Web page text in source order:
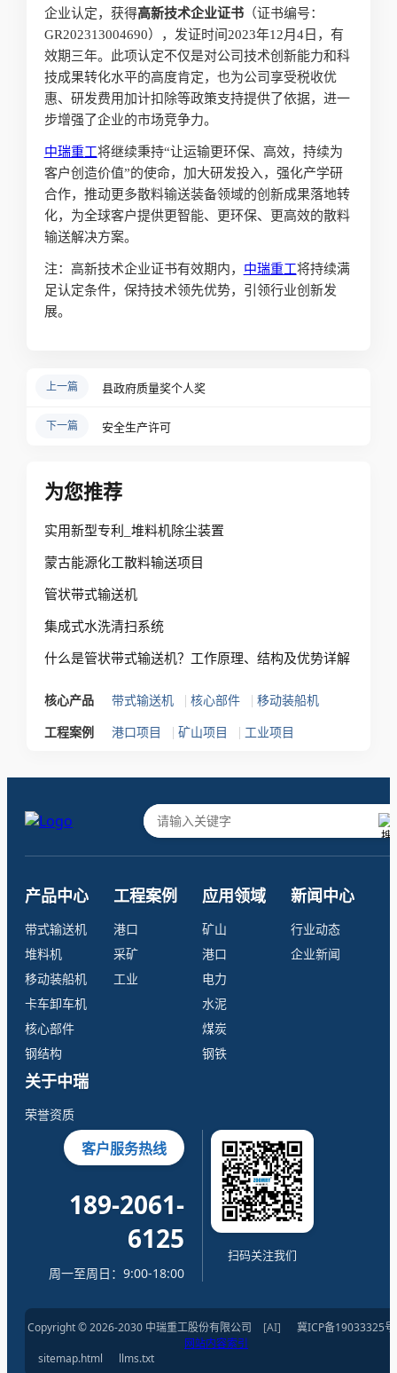
企业认定，获得高新技术企业证书（证书编号：
GR202313004690），发证时间2023年12月4日，有
效期三年。此项认定不仅是对公司技术创新能力和科
技成果转化水平的高度肯定，也为公司享受税收优
惠、研发费用加计扣除等政策支持提供了依据，进一
步增强了企业的市场竞争力。
中瑞重工将继续秉持“让运输更环保、高效，持续为
客户创造价值”的使命，加大研发投入，强化产学研
合作，推动更多散料输送装备领域的创新成果落地转
化，为全球客户提供更智能、更环保、更高效的散料
输送解决方案。
注：高新技术企业证书有效期内， 中瑞重工将持续满
足认定条件，保持技术领先优势，引领行业创新发
展。
上一篇 县政府质量奖个人奖
下一篇 安全生产许可
为您推荐
实用新型专利_堆料机除尘装置
蒙古能源化工散料输送项目
管状带式输送机
集成式水洗清扫系统
什么是管状带式输送机？工作原理、结构及优势详解
核心产品 带式输送机 | 核心部件 | 移动装船机
工程案例 港口项目 | 矿山项目 | 工业项目
产品中心
带式输送机
堆料机
移动装船机
卡车卸车机
核心部件
钢结构
工程案例
港口
采矿
工业
应用领域
矿山
港口
电力
水泥
煤炭
钢铁
新闻中心
行业动态
企业新闻
关于中瑞
荣誉资质
客户服务热线
189-2061-
6125
周一至周日：9:00-18:00
扫码关注我们
Copyright © 2026-2030 中瑞重工股份有限公司 [AI]
冀ICP备19033325
网站内容索引
sitemap.html
llms.txt